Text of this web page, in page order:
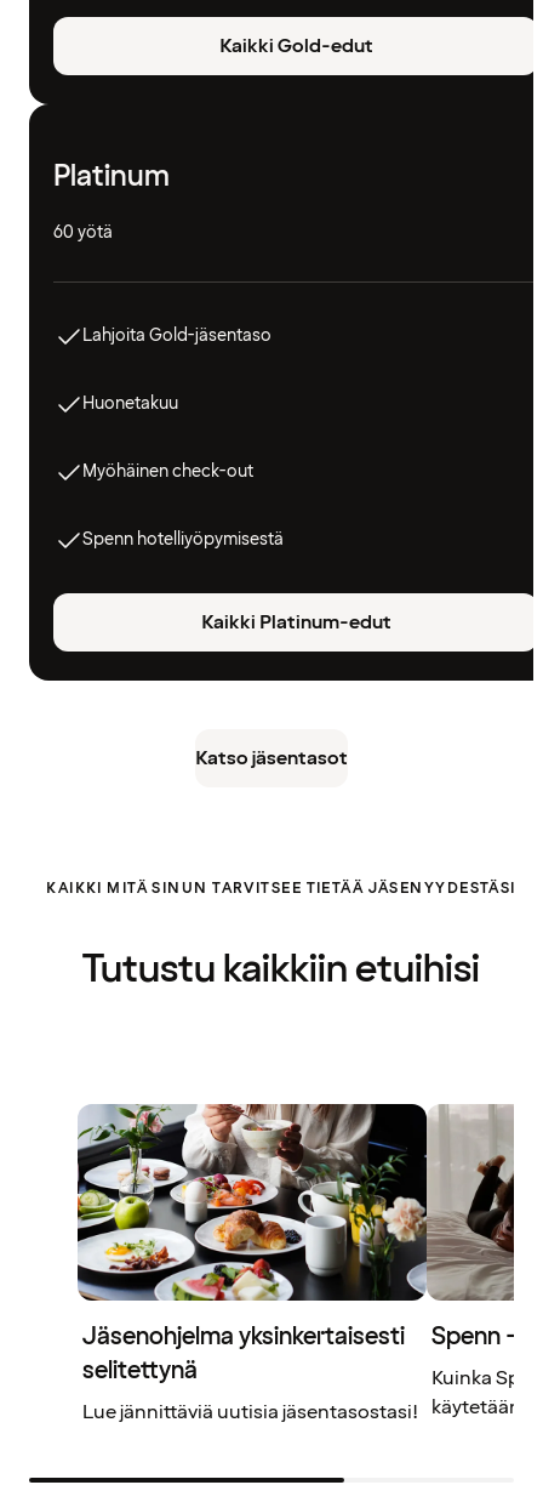
Kaikki Gold-edut
Platinum
60 yötä
Lahjoita Gold-jäsentaso
Huonetakuu
Myöhäinen check-out
Spenn hotelliyöpymisestä
Kaikki Platinum-edut
Katso jäsentasot
KAIKKI MITÄ SINUN TARVITSEE TIETÄÄ JÄSENYYDESTÄSI
Tutustu kaikkiin etuihisi
Jäsenohjelma yksinkertaisesti
selitettynä
Lue jännittäviä uutisia jäsentasostasi!
Spenn –
Kuinka
käytetään?